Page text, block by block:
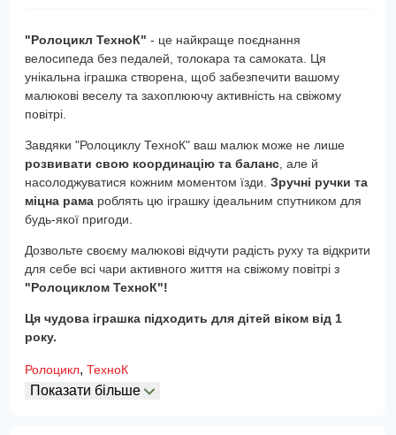
"Ролоцикл ТехноК" - це найкраще поєднання
велосипеда без педалей, толокара та самоката. Ця
унікальна іграшка створена, щоб забезпечити вашому
малюкові веселу та захоплюючу активність на свіжому
повітрі.
Завдяки "Ролоциклу ТехноК" ваш малюк може не лише
розвивати свою координацію та баланс, але й
насолоджуватися кожним моментом їзди. Зручні ручки та
міцна рама роблять цю іграшку ідеальним спутником для
будь-якої пригоди.
Дозвольте своєму малюкові відчути радість руху та відкрити
для себе всі чари активного життя на свіжому повітрі з
"Ролоциклом ТехноК"!
Ця чудова іграшка підходить для дітей віком від 1
року.
Ролоцикл, ТехноК
Показати більше